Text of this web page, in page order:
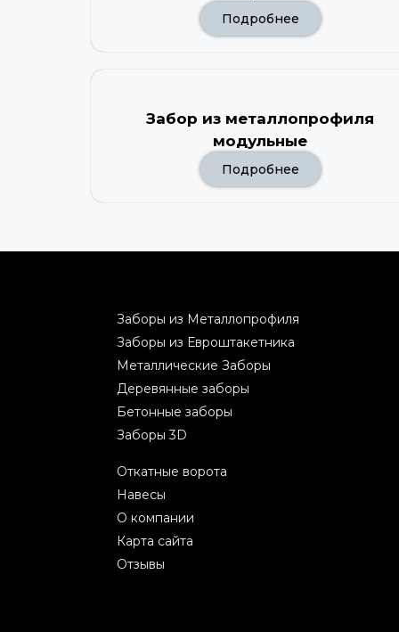
Подробнее
Забор из металлопрофиля
модульные
Подробнее
Заборы из Металлопрофиля
Заборы из Евроштакетника
Металлические Заборы
Деревянные заборы
Бетонные заборы
Заборы 3D
Откатные ворота
Навесы
О компании
Карта сайта
Отзывы